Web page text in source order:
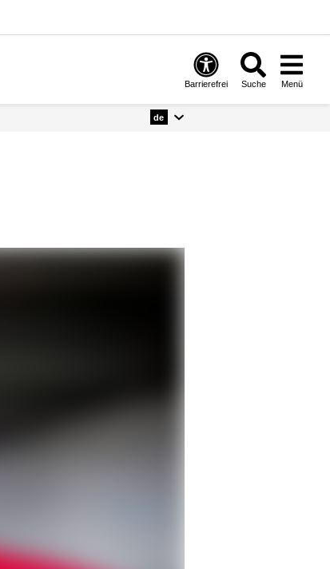
Barrierefrei Suche Menü
de